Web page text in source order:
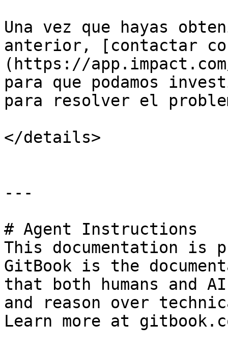
Una vez que hayas
anterior, [contactar
(https://
para que podamos
para resolver el
</details>
---
# Agent Instructions
This documentation is
GitBook is the
that both humans and
and reason over
Learn more at